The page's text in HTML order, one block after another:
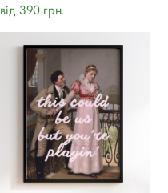
від 390 грн.